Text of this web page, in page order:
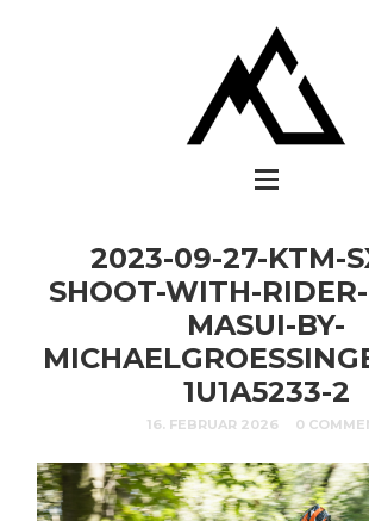
2023-09-27-KTM-
SHOOT-WITH-
MASUI-BY-
1U1A5233-2
16. FEBRUAR 2026 0